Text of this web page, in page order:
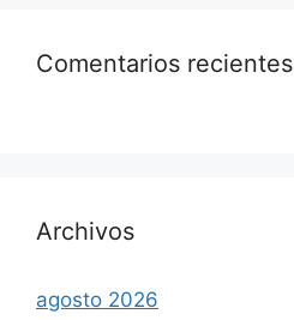
Comentarios recientes
Archivos
agosto 2026